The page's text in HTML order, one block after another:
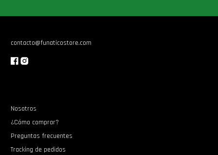
Pop Rides
PRÓXIMAMENTE
contacto@funaticostore.com
Nosotros
¿Cómo comprar?
Preguntas frecuentes
Tracking de pedidos